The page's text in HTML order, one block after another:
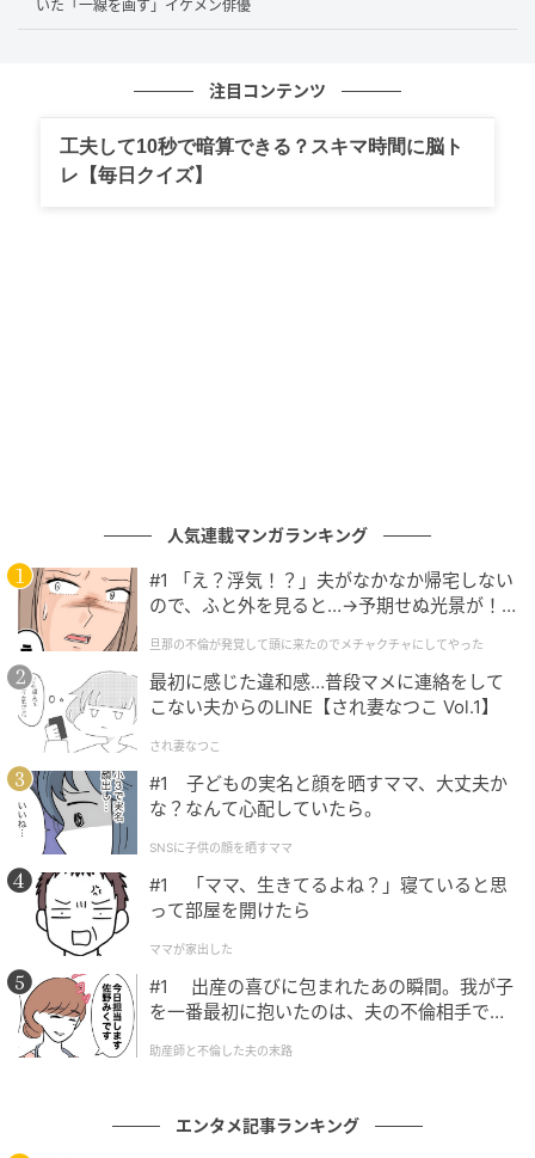
千秋がプロの指揮者として進んでいく一方で、のだめ
でありながら、最終楽章では、音楽を続ける苦しさと
愛する人と並んで歩く難しさが真正面から描かれま
さらに前編・後編を合わせた観客動員は 500万人
え、前編は興行収入約41億円 、後編は約37.2億円 を記
録し、累計興収は78億円を突破する歴史的ヒットを遂
げました。
そんな本作で印象的なのは、前編でのだめが千秋の成
功を見たあとにつぶやく「ずるい」という言葉です。
千秋は崩れかけていたオーケストラを立て直し、指揮
者として大きな一歩を踏み出します。のだめはその姿
を目の前で見て、涙を浮かべ悔しさをにじませまし
た。
この場面では、のだめが千秋に対して「ずるい」と感
じたことで、2人の関係は恋愛の甘さだけでは語れない
音楽家同士の焦りや距離をはらむものへ変わっていき
ます。その結果、のだめは自分ももっと先へ進みたい
と焦り、物語は後編の葛藤へつながっていきました。
度を高めています。
いた「一線を画す」イケメン俳優
注目コンテンツ
工夫して10秒で暗算できる？スキマ時間に脳ト
レ【毎日クイズ】
人気連載マンガランキング
#1 「え？浮気！？」夫がなかなか帰宅しない
ので、ふと外を見ると…→予期せぬ光景が！
クチャにしてやった
旦那の不倫が発覚して頭に来たのでメチャクチャにしてやった
最初に感じた違和感…普段マメに連絡をして
こない夫からのLINE【され妻なつこ Vol.1】
され妻なつこ
#1 子どもの実名と顔を晒すママ、大丈夫か
な？なんて心配していたら。
SNSに子供の顔を晒すママ
#1 「ママ、生きてるよね？」寝ていると思
って部屋を開けたら
ママが家出した
#1 出産の喜びに包まれたあの瞬間。我が子
を一番最初に抱いたのは、夫の不倫相手でし
助産師と不倫した夫の末路
エンタメ記事ランキング